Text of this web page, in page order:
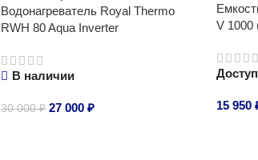
Водонагреватель Royal Thermo
RWH 80 Aqua Inverter
В наличии
30 000₽ 27 000₽
V 1000
15 950